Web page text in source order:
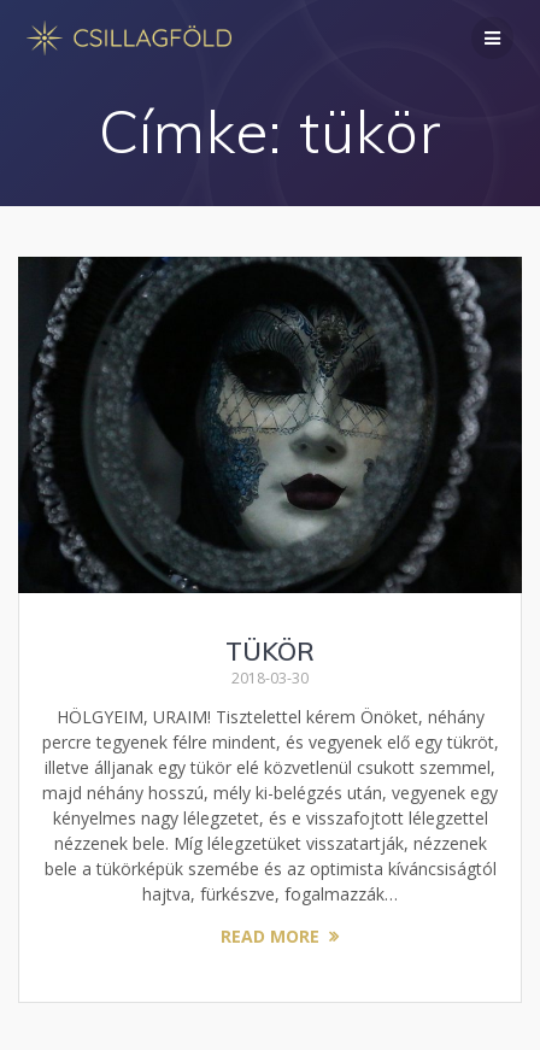
Címke: tükör
TÜKÖR
2018-03-30
HÖLGYEIM, URAIM! Tisztelettel kérem Önöket, néhány
percre tegyenek félre mindent, és vegyenek elő egy tükröt,
illetve álljanak egy tükör elé közvetlenül csukott szemmel,
majd néhány hosszú, mély ki-belégzés után, vegyenek egy
kényelmes nagy lélegzetet, és e visszafojtott lélegzettel
nézzenek bele. Míg lélegzetüket visszatartják, nézzenek
bele a tükörképük szemébe és az optimista kíváncsiságtól
hajtva, fürkészve, fogalmazzák…
READ MORE